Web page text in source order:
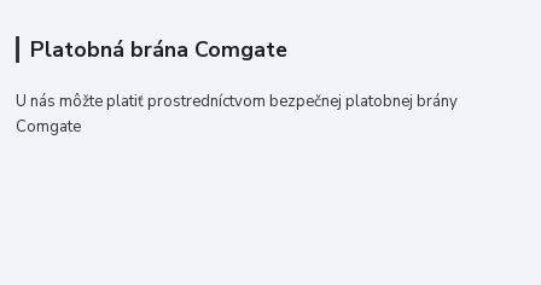
Platobná brána Comgate
U nás môžte platiť prostredníctvom bezpečnej platobnej brány
Comgate